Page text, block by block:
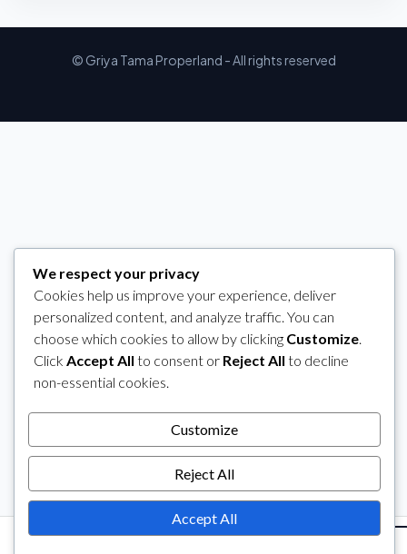
© Griya Tama Properland - All rights reserved
We respect your privacy
Cookies help us improve your experience, deliver
personalized content, and analyze traffic. You can
choose which cookies to allow by clicking Customize
Click Accept All to consent or Reject All to decline
non-essential cookies.
Customize
Reject All
Accept All